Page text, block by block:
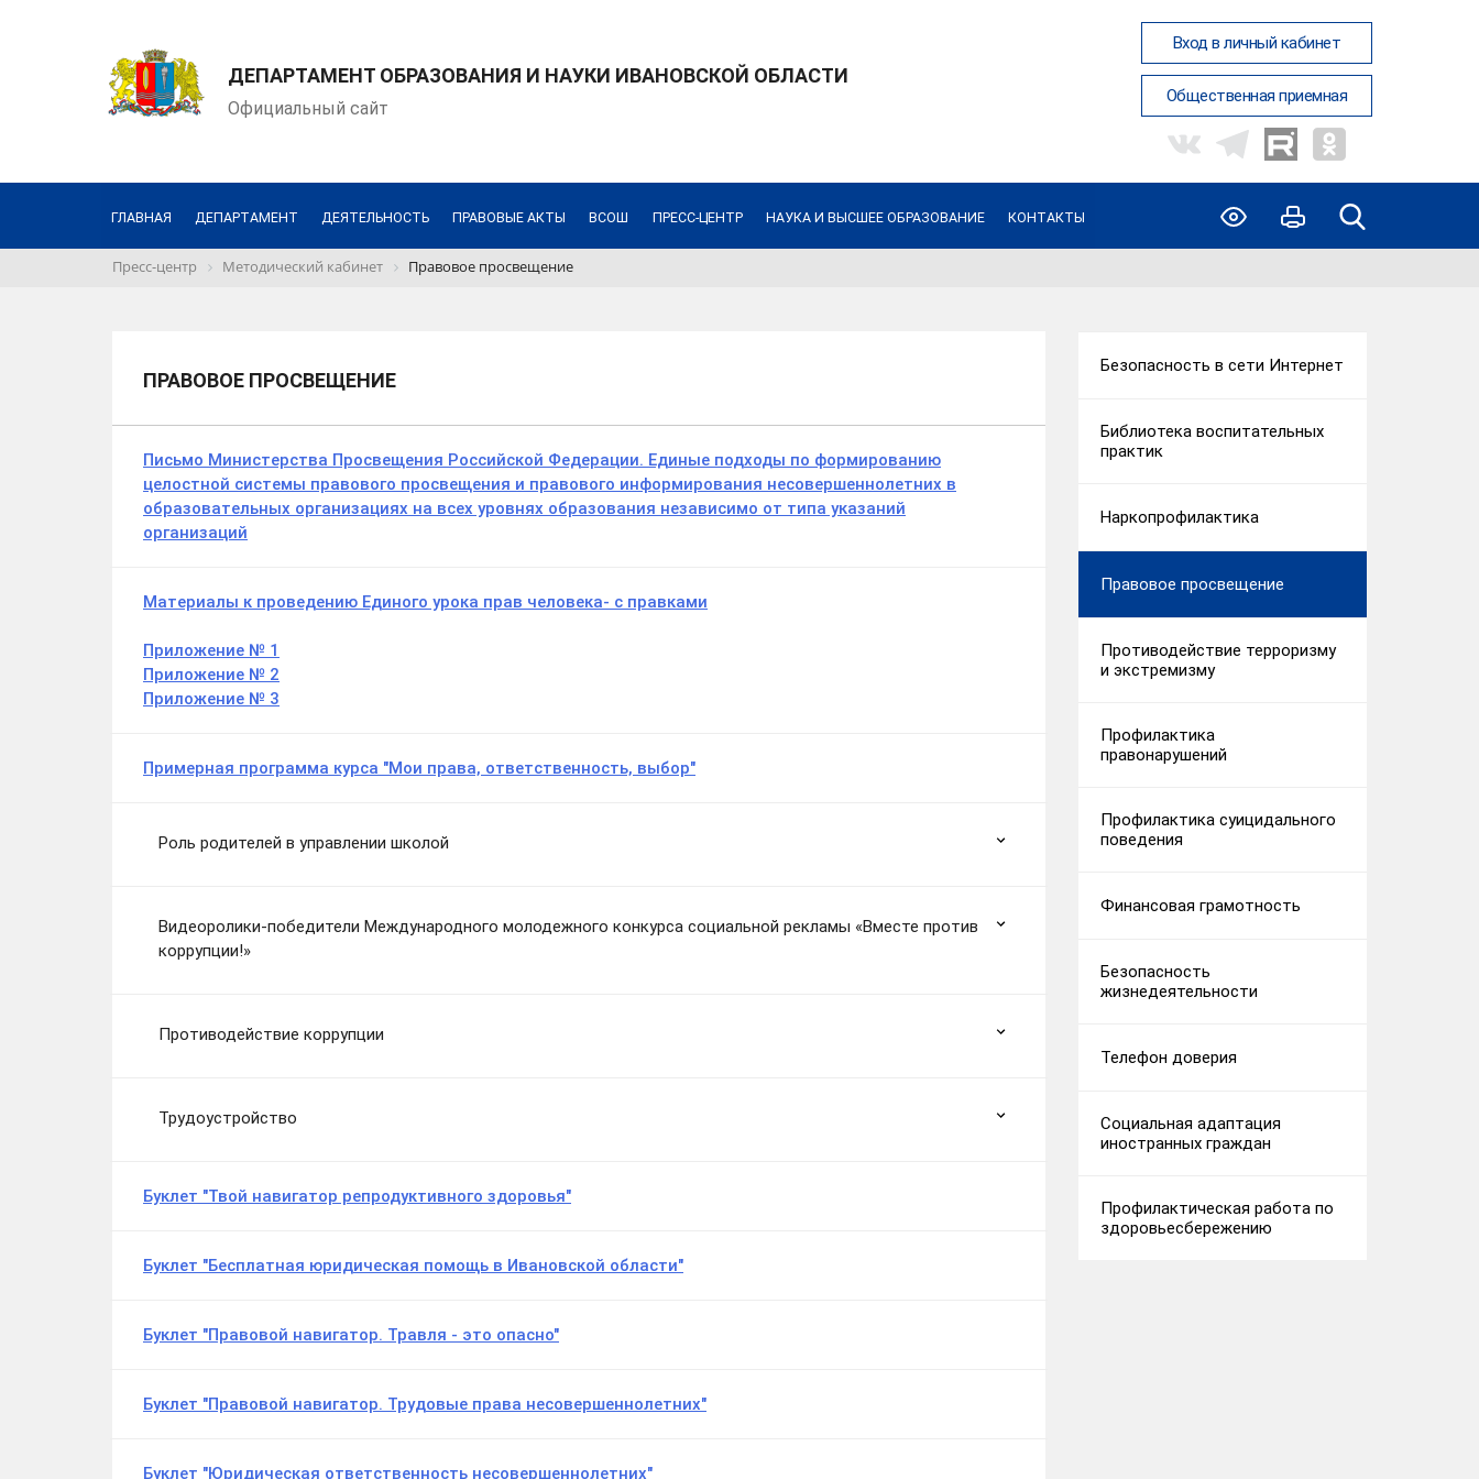
ДЕПАРТАМЕНТ ОБРАЗОВАНИЯ И НАУКИ ИВАНОВСКОЙ ОБЛАСТИ
Официальный сайт
Вход в личный кабинет
Общественная приемная
ГЛАВНАЯ ДЕПАРТАМЕНТ ДЕЯТЕЛЬНОСТЬ ПРАВОВЫЕ АКТЫ ВСОШ ПРЕСС-ЦЕНТР НАУКА И ВЫСШЕЕ ОБРАЗОВАНИЕ КОНТАКТЫ
Пресс-центр Методический кабинет Правовое просвещение
ПРАВОВОЕ ПРОСВЕЩЕНИЕ
Письмо Министерства Просвещения Российской Федерации. Единые подходы по формированию
целостной системы правового просвещения и правового информирования несовершеннолетних в
образовательных организациях на всех уровнях образования независимо от типа указаний
организаций
Материалы к проведению Единого урока прав человека- с правками
Приложение № 1
Приложение № 2
Приложение № 3
Примерная программа курса "Мои права, ответственность, выбор"
Роль родителей в управлении школой
Видеоролики-победители Международного молодежного конкурса социальной рекламы «Вместе против
коррупции!»
Противодействие коррупции
Трудоустройство
Буклет "Твой навигатор репродуктивного здоровья"
Буклет "Бесплатная юридическая помощь в Ивановской области"
Буклет "Правовой навигатор. Травля - это опасно"
Буклет "Правовой навигатор. Трудовые права несовершеннолетних"
Буклет "Юридическая ответственность несовершеннолетних"
Безопасность в сети Интернет
Библиотека воспитательных
практик
Наркопрофилактика
Правовое просвещение
Противодействие терроризму
и экстремизму
Профилактика
правонарушений
Профилактика суицидального
поведения
Финансовая грамотность
Безопасность
жизнедеятельности
Телефон доверия
Социальная адаптация
иностранных граждан
Профилактическая работа по
здоровьесбережению